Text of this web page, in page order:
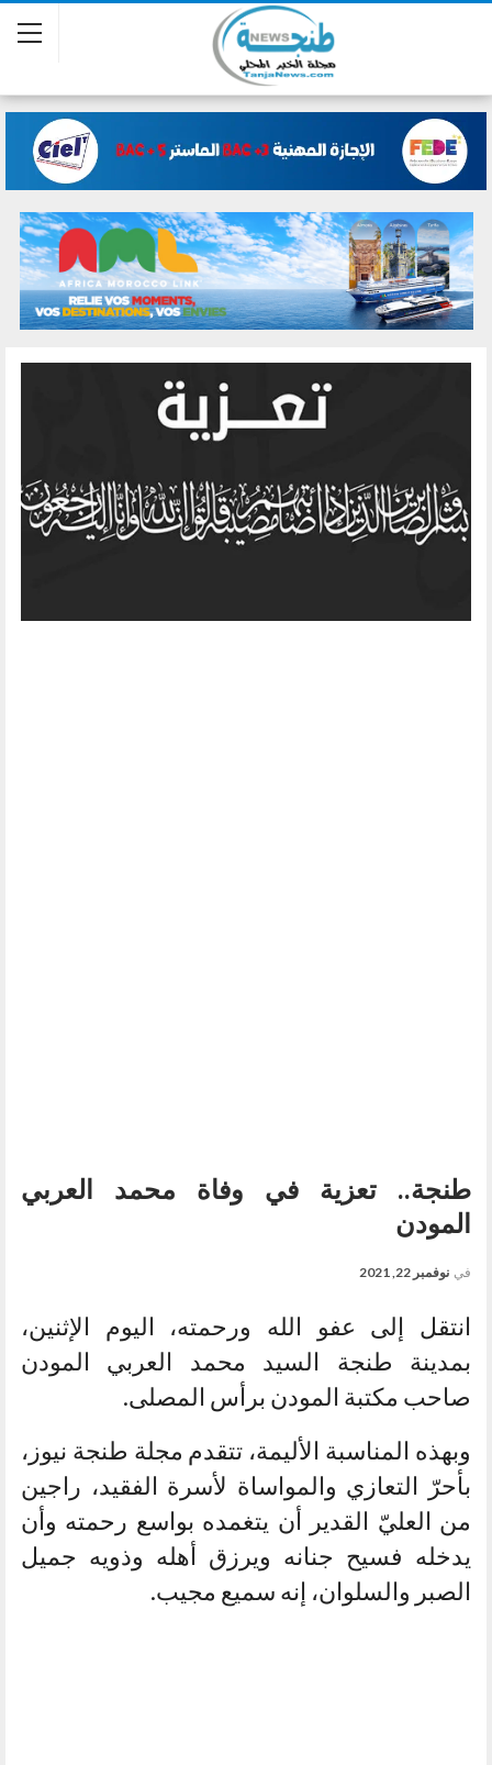
طنجة.. تعزية في وفاة محمد العربي
المودن
في نوفمبر 22, 2021
انتقل إلى عفو الله ورحمته، اليوم الإثنين،
بمدينة طنجة السيد محمد العربي المودن
صاحب مكتبة المودن برأس المصلى.
وبهذه المناسبة الأليمة، تتقدم مجلة طنجة نيوز،
بأحرّ التعازي والمواساة لأسرة الفقيد، راجين
من العليّ القدير أن يتغمده بواسع رحمته وأن
يدخله فسيح جنانه ويرزق أهله وذويه جميل
الصبر والسلوان، إنه سميع مجيب.